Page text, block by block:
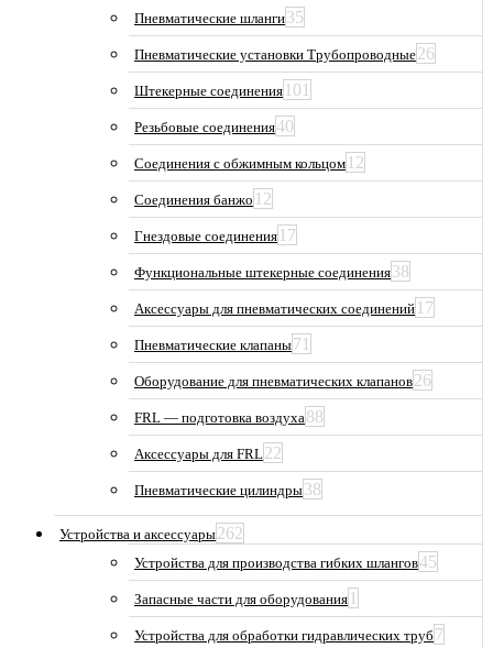
Пневматические шланги35
Пневматические установки Трубопроводные26
Штекерные соединения 101
Резьбовые соединения40
Соединения с обжимным кольцом 12
Соединения банжо 12
Гнездовые соединения 17
Функциональные штекерные соединения38
Аксессуары для пневматических соединений 17
Пневматические клапаны71
Оборудование для пневматических клапанов26
FRL — подготовка воздуха88
Аксессуары для FRL22
Пневматические цилиндры38
Устройства и аксессуары262
Устройства для производства гибких шлангов45
Запасные части для оборудования 1
Устройства для обработки гидравлических труб 7